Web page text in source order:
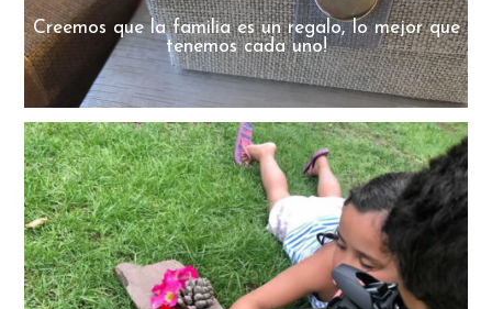
Creemos que la familia es un regalo, lo mejor que
tenemos cada uno!